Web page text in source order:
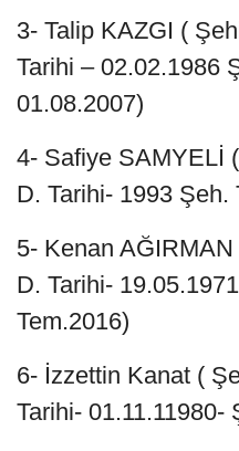
3- Talip KAZGI (
Tarihi – 02.02.1986
01.08.2007)
4- Safiye SAMYELİ
D. Tarihi- 1993 Şeh.
5- Kenan
D. Tarihi-
Tem.2016)
6- İzzettin Kanat (
Tarihi- 01.11.11980-